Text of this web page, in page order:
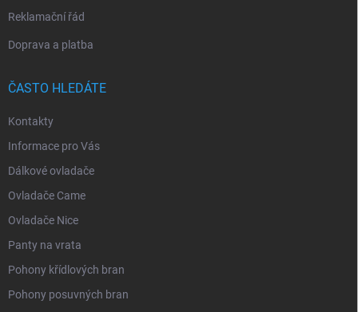
Reklamační řád
Doprava a platba
ČASTO HLEDÁTE
Kontakty
Informace pro Vás
Dálkové ovladače
Ovladače Came
Ovladače Nice
Panty na vrata
Pohony křídlových bran
Pohony posuvných bran